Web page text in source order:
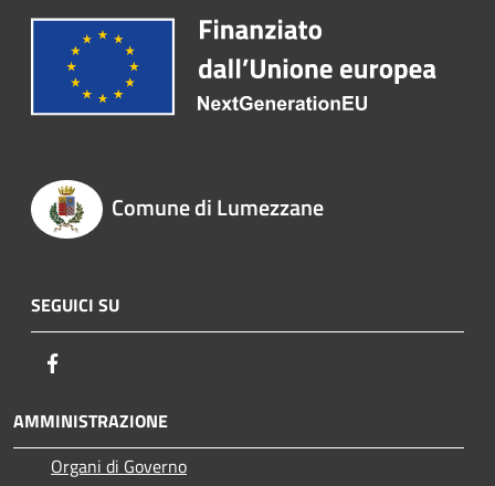
Comune di Lumezzane
SEGUICI SU
AMMINISTRAZIONE
Organi di Governo